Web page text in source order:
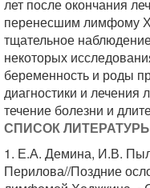
лет после окончания
перенесшим лимфому
тщательное
некоторых
беременность и роды
диагностики и
течение болезни и
СПИСОК
1. Е.А. Демина, И.В.
Перилова//Поздние